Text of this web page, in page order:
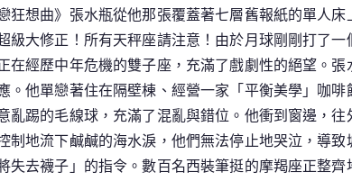
想曲》張水瓶從他那張覆蓋著七層舊報紙的單人
級大修正！所有天秤座請注意！由於月球剛剛打了
經歷中年危機的雙子座，充滿了戲劇性的絕望。張
他單戀著住在隔壁棟、經營一家「平衡美學」咖
踢的毛線球，充滿了混亂與錯位。他衝到窗邊，
地流下鹹鹹的海水淚，他們無法停止地哭泣，導
去襪子」的指令。數百名西裝筆挺的摩羯座正整